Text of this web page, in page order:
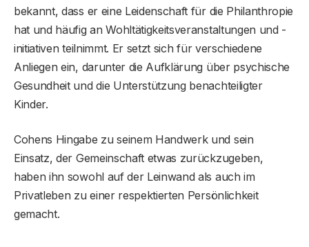
bekannt, dass er eine Leidenschaft für die Philanthropie
hat und häufig an Wohltätigkeitsveranstaltungen und -
initiativen teilnimmt. Er setzt sich für verschiedene
Anliegen ein, darunter die Aufklärung über psychische
Gesundheit und die Unterstützung benachteiligter
Kinder.
Cohens Hingabe zu seinem Handwerk und sein
Einsatz, der Gemeinschaft etwas zurückzugeben,
haben ihn sowohl auf der Leinwand als auch im
Privatleben zu einer respektierten Persönlichkeit
gemacht.